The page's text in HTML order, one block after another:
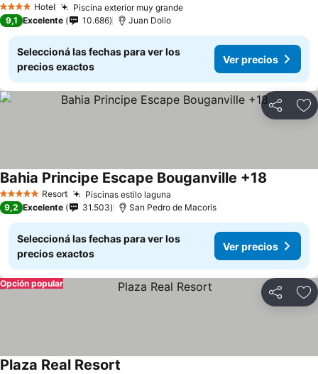
4 EstrellasHotel Piscina exterior muy grande
9,1 Excelente 10.686 Juan Dolio
Seleccioná las fechas para ver los
precios exactos
Ver precios
Compartir
5 Estrellas Resort Piscinas estilo laguna
Bahia Principe Escape Bouganville +18
9,2 Excelente 31.503 San Pedro de Macoris
Seleccioná las fechas para ver los
precios exactos
Ver precios
Compartir
Opción popular
Plaza Real Resort